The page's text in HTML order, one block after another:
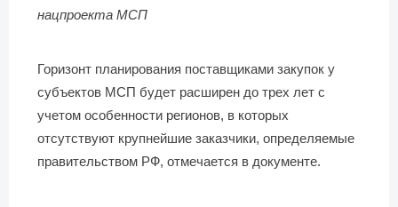
нацпроекта МСП
Горизонт планирования поставщиками закупок у
субъектов МСП будет расширен до трех лет с
учетом особенности регионов, в которых
отсутствуют крупнейшие заказчики, определяемые
правительством РФ, отмечается в документе.